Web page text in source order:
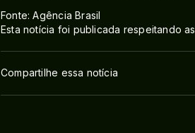
Fonte: Agência Brasil
Esta notícia foi publicada respeitando as
Compartilhe essa notícia